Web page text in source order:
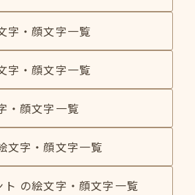
字・顔文字一覧
字・顔文字一覧
・顔文字一覧
文字・顔文字一覧
の絵文字・顔文字一覧